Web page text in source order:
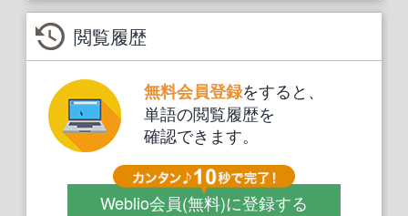
閲覧履歴
無料会員登録をすると、
単語の閲覧履歴を
確認できます。
Weblio会員(無料)に登録する